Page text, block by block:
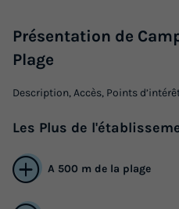
Présentation de
Plage
Description, Accès, Points
Les Plus de
A 500 m de la plage